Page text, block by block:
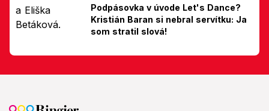
Podpásovka v úvode Let's Dance?
Kristián Baran si nebral servítku: Ja
som stratil slová!